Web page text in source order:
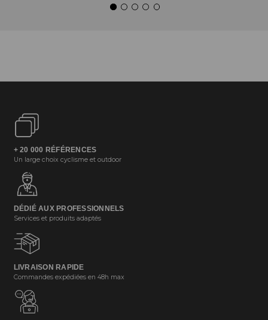
+ 20 000 RÉFÉRENCES
Un large choix cyclisme et outdoor
DÉDIÉ AUX PROFESSIONNELS
Services et produits adaptés
LIVRAISON RAPIDE
Commandes expédiées en 48h max